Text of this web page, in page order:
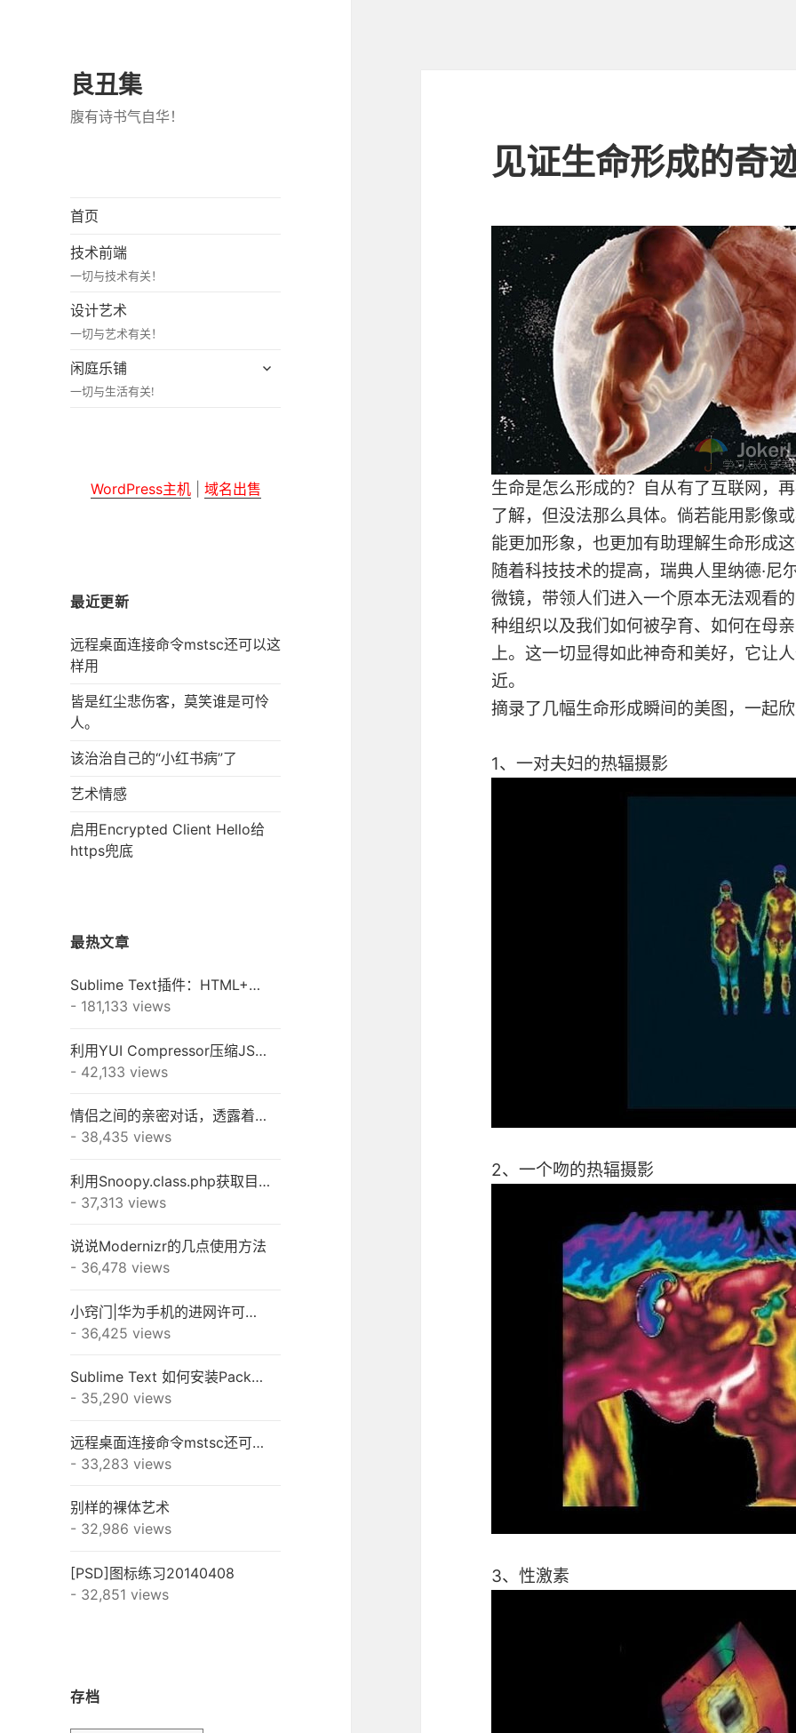
良丑集
腹有诗书气自华！
首页
技术前端
一切与技术有关！
设计艺术
一切与艺术有关！
闲庭乐铺
一切与生活有关!
展
WordPress主机| 域名出售
最近更新
远程桌面连接命令mstsc还可以这
样用
皆是红尘悲伤客，莫笑谁是可怜
人。
该治治自己的“小红书病”了
艺术情感
启用Encrypted Client Hello给
https兜底
最热文章
Sublime Text插件：HTML+CSS+JAVASCRIPT+JSON快速格式化
- 181,133 views
利用YUI Compressor压缩JS/CSS之终极秘籍
- 42,133 views
情侣之间的亲密对话，透露着一种淡淡的幸福！
- 38,435 views
利用Snoopy.class.php获取目标网站的META信息
- 37,313 views
说说Modernizr的几点使用方法
- 36,478 views
小窍门|华为手机的进网许可怎么查？
- 36,425 views
Sublime Text 如何安装Package Control和插件
- 35,290 views
远程桌面连接命令mstsc还可以这样用
- 33,283 views
别样的裸体艺术
- 32,986 views
[PSD]图标练习20140408
- 32,851 views
存档
见证生命形成的奇
生命是怎么形成的？自从有了互联网，
了解，但没法那么具体。倘若能用影像
能更加形象，也更加有助理解生命形成
随着科技技术的提高，瑞典人里纳德·
微镜，带领人们进入一个原本无法观
种组织以及我们如何被孕育、如何在母
上。这一切显得如此神奇和美好，它让
近。
摘录了几幅生命形成瞬间的美图，一起
1、一对夫妇的热辐摄影
2、一个吻的热辐摄影
3、性激素